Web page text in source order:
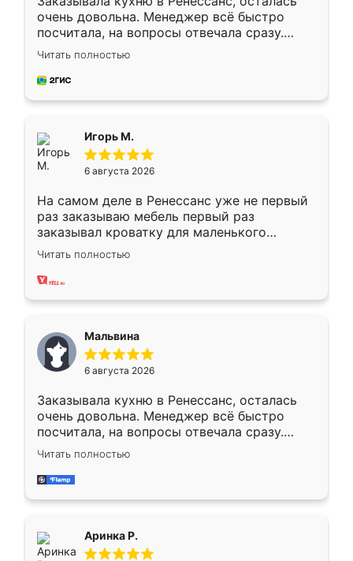
очень довольна. Менеджер всё быстро
посчитала, на вопросы отвечала сразу.
Замерщик приехал в субботу, подошёл к
делу со всей ответственностью. Собрали
за день, ребята работали аккуратно, даже
Читать полностью
Игорь М.
6 августа 2026
На самом деле в Ренессанс уже не первый
раз заказываю мебель первый раз
заказывал кроватку для маленького
ребёнка при его рождении ,во второй раз
заказал шкаф-купе. По качеству очень
хорошее сборка достаточно быстрая,
меньше, здесь же он более разнообразный.
Мне нравится ,если что-то потребуется из
мебели буду заказывать только здесь.
Читать полностью
Мальвина
6 августа 2026
Заказывала кухню в Ренессанс, осталась
очень довольна. Менеджер всё быстро
посчитала, на вопросы отвечала сразу.
Замерщик приехал в субботу, подошёл к
делу со всей ответственностью. Собрали
за день, ребята работали аккуратно, даже
Читать полностью
Аринка Р.